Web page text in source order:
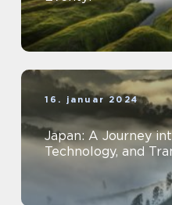
16. januar 2024
Japan: A Journey
Technology, and